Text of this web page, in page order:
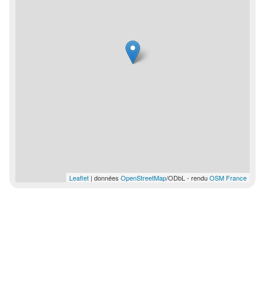
Leaflet | données OpenStreetMap/ODbL - renduOSM France